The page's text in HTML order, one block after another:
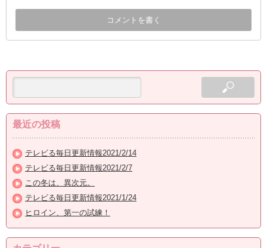
最近の投稿
テレビる毎日更新情報2021/2/14
テレビる毎日更新情報2021/2/7
この冬は、異次元。
テレビる毎日更新情報2021/1/24
ヒロイン、第一の試練！